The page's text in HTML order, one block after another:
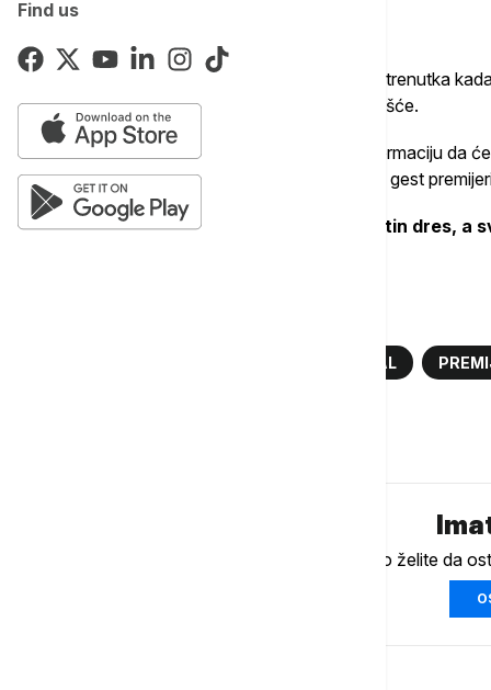
Find us
Tuga je zahvatila i kompletan Liverpul. Od trenutka
sadašnji, ali i bivši saigrači da izraze saučešće.
Portugalski list Rekord objavi je danas informaciju da
Žotinoj porodici. Logično i jedinio ispravan gest
Uz to Liverpul je odlučio da povuče Žotin dres, a
FUDBAL
Ukoliko želite da